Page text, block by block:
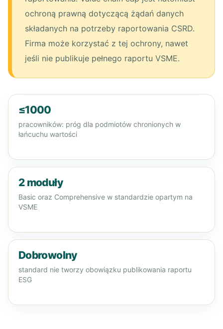
ochroną prawną dotyczącą żądań danych
składanych na potrzeby raportowania CSRD.
Firma może korzystać z tej ochrony, nawet
jeśli nie publikuje pełnego raportu VSME.
≤1000
pracowników: próg dla podmiotów chronionych w
łańcuchu wartości
2 moduły
Basic oraz Comprehensive w standardzie opartym na
VSME
Dobrowolny
standard nie tworzy obowiązku publikowania raportu
ESG